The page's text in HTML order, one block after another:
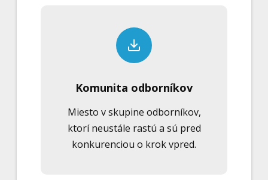
Komunita odborníkov
Miesto v skupine odborníkov,
ktorí neustále rastú a sú pred
konkurenciou o krok vpred.